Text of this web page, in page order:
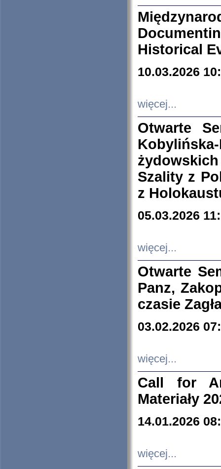
Historical
10.03.2026
więcej...
Otwarte
Szality z
z
05.03.2026
więcej...
Otwarte
Panz,
czasie
03.02.2026
więcej...
Call for
Materiały
14.01.2026
więcej...